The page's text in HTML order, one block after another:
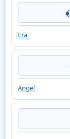
Era
Angel